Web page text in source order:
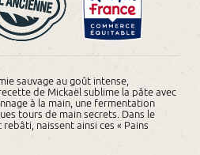
sauvage au goût intense,
de Mickaël sublime la pâte avec
à la main, une fermentation
tours de main secrets. Dans le
naissent ainsi ces « Pains